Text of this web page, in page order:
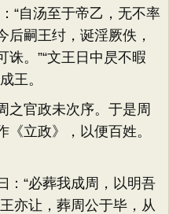
“自汤至于帝乙，无不率
后嗣王纣，诞淫厥佚，
。”“文王日中昃不暇
王。
官政未次序。于是周
立政》，以便百姓。
“必葬我成周，以明吾
亦让，葬周公于毕，从